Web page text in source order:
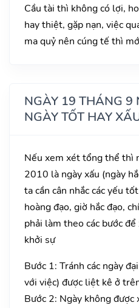
Cầu tài thì không có lợi,
hay thiệt, gặp nạn, việc
ma quỷ nên cúng tế thì
NGÀY 19 THÁNG
NGÀY TỐT HAY
Nếu xem xét tổng thể thì
2010 là ngày xấu (ngày
ta cần cân nhắc các yếu
hoàng đạo, giờ hắc đạo,
phải làm theo các bước
khởi sự
Bước 1: Tránh các ngày
với việc) được liệt kê ở
Bước 2: Ngày không được